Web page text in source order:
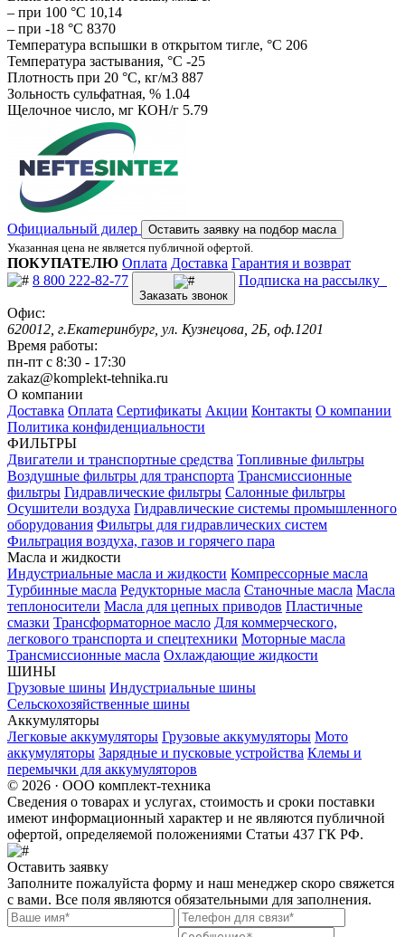
– при 100 °С 10,14
– при -18 °С 8370
Температура вспышки в открытом тигле, °С 206
Температура застывания, °С -25
Плотность при 20 °С, кг/м3 887
Зольность сульфатная, % 1.04
Щелочное число, мг КОН/г 5.79
Официальный дилер
Оставить заявку на подбор масла
Указанная цена не является публичной офертой.
ПОКУПАТЕЛЮ Оплата Доставка Гарантия и возврат
8 800 222-82-77
Заказать звонок
Подписка на рассылку
Офис:
620012, г.Екатеринбург, ул. Кузнецова, 2Б, оф.1201
Время работы:
пн-пт с 8:30 - 17:30
zakaz@komplekt-tehnika.ru
О компании
Доставка Оплата Сертификаты Акции Контакты О компании
Политика конфиденциальности
ФИЛЬТРЫ
Двигатели и транспортные средства Топливные фильтры
Воздушные фильтры для транспорта Трансмиссионные
фильтры Гидравлические фильтры Салонные фильтры
Осушители воздуха Гидравлические системы промышленного
оборудования Фильтры для гидравлических систем
Фильтрация воздуха, газов и горячего пара
Масла и жидкости
Индустриальные масла и жидкости Компрессорные масла
Турбинные масла Редукторные масла Станочные масла Масла
теплоносители Масла для цепных приводов Пластичные
смазки Трансформаторное масло Для коммерческого,
легкового транспорта и спецтехники Моторные масла
Трансмиссионные масла Охлаждающие жидкости
ШИНЫ
Грузовые шины Индустриальные шины
Сельскохозяйственные шины
Аккумуляторы
Легковые аккумуляторы Грузовые аккумуляторы Мото
аккумуляторы Зарядные и пусковые устройства Клемы и
перемычки для аккумуляторов
© 2026 · ООО комплект-техника
Сведения о товарах и услугах, стоимость и сроки поставки
имеют информационный характер и не являются публичной
офертой, определяемой положениями Статьи 437 ГК РФ.
Оставить заявку
Заполните пожалуйста форму и наш менеджер скоро свяжется
с вами. Все поля являются обязательными для заполнения.